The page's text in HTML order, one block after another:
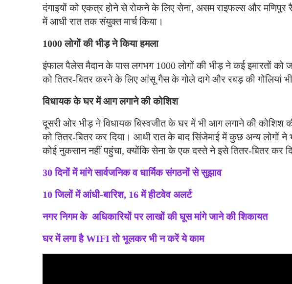
दंगाइयों को एकत्र होने से रोकने के लिए सेना, असम राइफल्स और मणिपुर
में आधी रात तक संयुक्त मार्च किया।
1000 लोगों की भीड़ ने किया हमला
इंफाल पैलेस मैदान के पास लगभग 1000 लोगों की भीड़ ने कई इमारतों
को तितर-बितर करने के लिए आंसू गैस के गोले दागे और रबड़ की गोलियां
विधायक के घर में आग लगाने की कोशिश
दूसरी ओर भीड़ ने विधायक बिस्वजीत के घर में भी आग लगाने की कोशिश
को तितर-बितर कर दिया। आधी रात के बाद सिंजेमाई में कुछ अन्य लोगों ने
कोई नुकसान नहीं पहुंचा, क्योंकि सेना के एक दस्ते ने इसे तितर-बितर कर
30 दिनों में मांगे सार्वजनिक व धार्मिक संगठनों से सुझाव
10 जिलों में आंधी-बारिश, 16 में हीटवेव अलर्ट
नगर निगम के अधिकारियों पर लाखों की घूस मांगे जाने की शिकायत
घर में लगा है WIFI तो भूलकर भी न करें ये काम